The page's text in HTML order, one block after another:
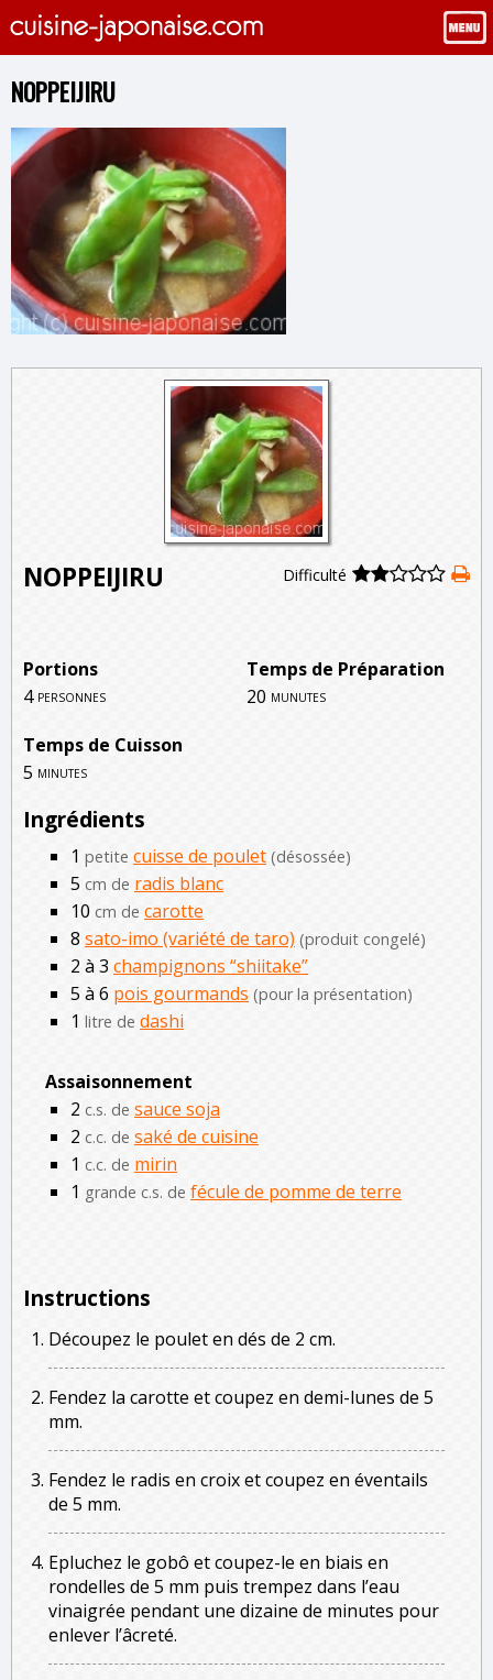
NOPPEIJIRU
NOPPEIJIRU Difficulté
Portions
Temps de Préparation
4 personnes 20 munutes
Temps de Cuisson
5 minutes
Ingrédients
1 petite cuisse de poulet (désossée)
5 cm de radis blanc
10 cm de carotte
8 sato-imo (variété de taro) (produit congelé)
2 à 3 champignons “shiitake”
5 à 6 pois gourmands (pour la présentation)
1 litre de dashi
Assaisonnement
2 c.s. de sauce soja
2 c.c. de saké de cuisine
1 c.c. de mirin
1 grande c.s. de fécule de pomme de terre
Instructions
Découpez le poulet en dés de 2 cm.
Fendez la carotte et coupez en demi-lunes de 5
mm.
Fendez le radis en croix et coupez en éventails
de 5 mm.
Epluchez le gobô et coupez-le en biais en
rondelles de 5 mm puis trempez dans l’eau
vinaigrée pendant une dizaine de minutes pour
enlever l’âcreté.